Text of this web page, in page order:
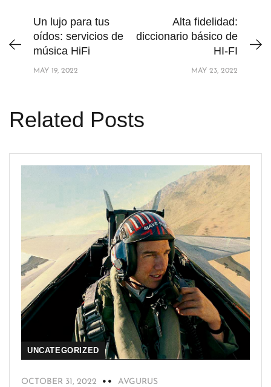
Un lujo para tus
oídos: servicios de
música HiFi
MAY 19, 2022
Alta fidelidad:
diccionario básico de
HI-FI
MAY 23, 2022
Related Posts
UNCATEGORIZED
OCTOBER 31, 2022 AVGURUS